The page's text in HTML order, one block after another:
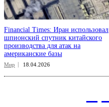
Financial Times: Иран использовал
шпионский спутник китайского
производства для атак на
американские базы
Мир 18.04.2026